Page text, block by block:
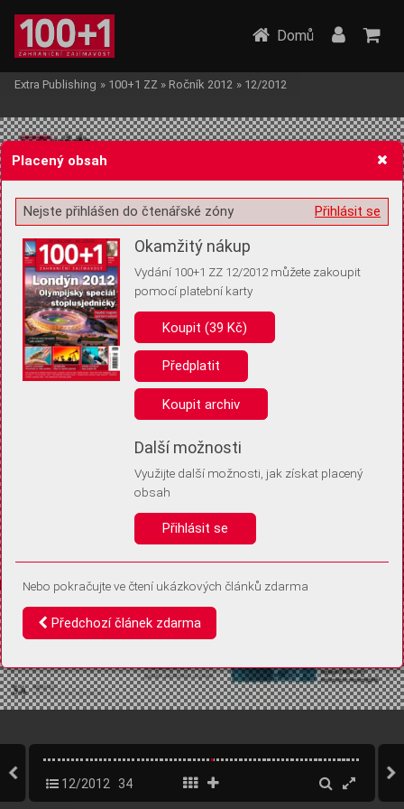
Žádost o souhlas s ukládáním volitelných informací
Pro základní fungování webu nepotřebujeme ukládat žádné informace
(tzv. cookies apod.). Rádi bychom vás ale požádali o souhlas s
uložením volitelných informací:
Anonymní unikátní ID
Díky němu příště poznáme, že se jedná o stejné zařízení, a
Identifikátor je zcela anonymní.
Vaše souhlasy a odmítnutí si ukládáme do vašeho zařízení, abychom se
vás už příště znovu neptali. Můžete je kdykoli později upravit ve Správě
Domů
Extra Publishing » 100+1 ZZ » Ročník 2012 » 12/2012
12/2012 34
Placený obsah
Přihlásit se
Nejste přihlášen do čtenářské zóny
Okamžitý nákup
Vydání 100+1 ZZ 12/2012 můžete zakoupit
pomocí platební karty
Koupit (39 Kč)
Předplatit
Koupit archiv
Další možnosti
Využijte další možnosti, jak získat placený
obsah
Přihlásit se
Nebo pokračujte ve čtení ukázkových článků zdarma
Předchozí článek zdarma